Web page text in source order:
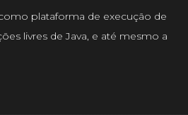
plataforma de execução de
livres de Java, e até mesmo a